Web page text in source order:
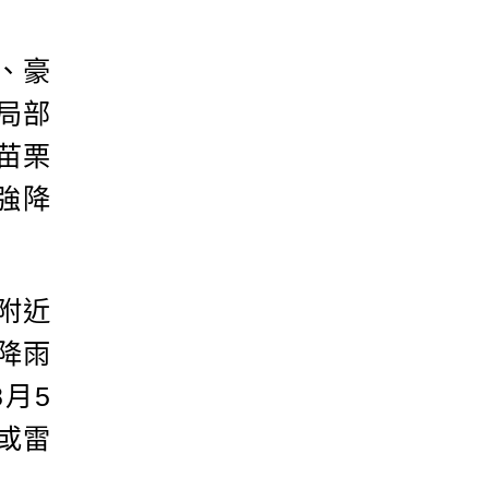
豪
部
栗
降
近
雨
5
雷